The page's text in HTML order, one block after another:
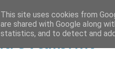
iltrovalibri.it
This site uses cookies from
are shared with Google along
statistics, and to detect and